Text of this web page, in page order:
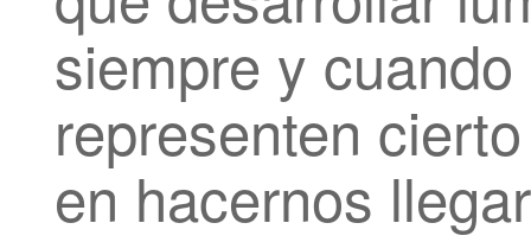
siempre y
representen
en hacernos